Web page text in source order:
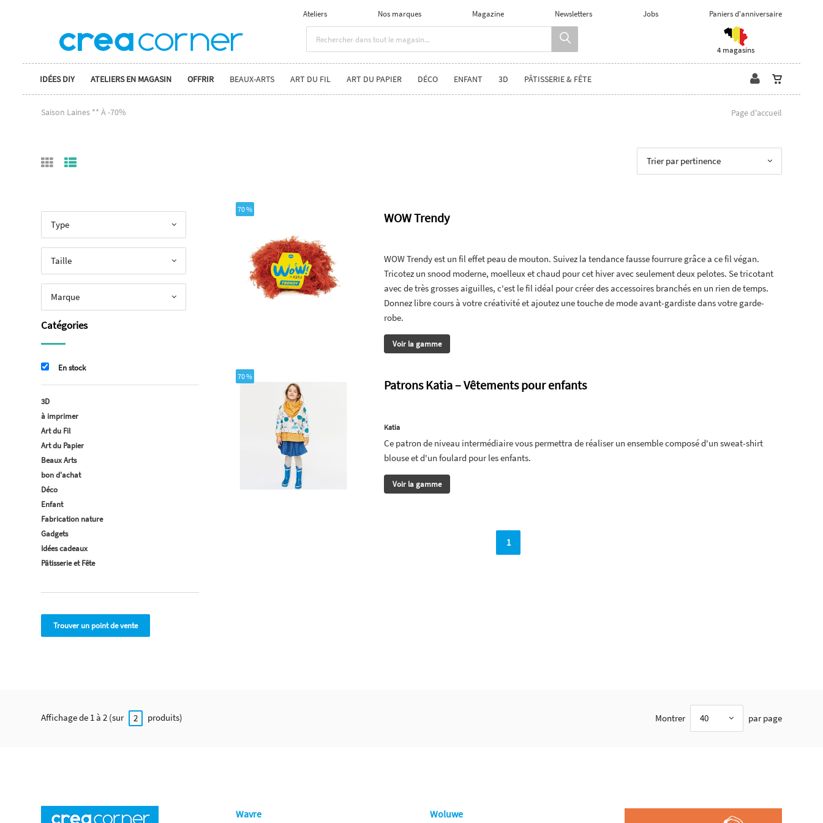
Ateliers Nos marques Magazine Newsletters Jobs Paniers d'anniversaire
4 magasins
IDÉES DIY ATELIERS EN MAGASIN OFFRIR BEAUX-ARTS ART DU FIL ART DU PAPIER DÉCO ENFANT 3D PÂTISSERIE & FÊTE
Saison Laines ** À -70% Page d'accueil
Trier par pertinence
70 %
WOW Trendy
WOW Trendy est un fil effet peau de mouton. Suivez la tendance fausse fourrure grâce a ce fil végan.
Tricotez un snood moderne, moelleux et chaud pour cet hiver avec seulement deux pelotes. Se tricotant
avec de très grosses aiguilles, c'est le fil idéal pour créer des accessoires branchés en un rien de temps.
Donnez libre cours à votre créativité et ajoutez une touche de mode avant-gardiste dans votre garde-
robe.
Voir la gamme
70 %
Patrons Katia – Vêtements pour enfants
Katia
Ce patron de niveau intermédiaire vous permettra de réaliser un ensemble composé d'un sweat-shirt
blouse et d'un foulard pour les enfants.
Voir la gamme
1
Type
Taille
Marque
Catégories
En stock
3D
à imprimer
Art du Fil
Art du Papier
Beaux Arts
bon d'achat
Déco
Enfant
Fabrication nature
Gadgets
Idées cadeaux
Pâtisserie et Fête
Trouver un point de vente
Affichage de 1 à 2 (sur 2 produits) Montrer 40 par page
Wavre Woluwe